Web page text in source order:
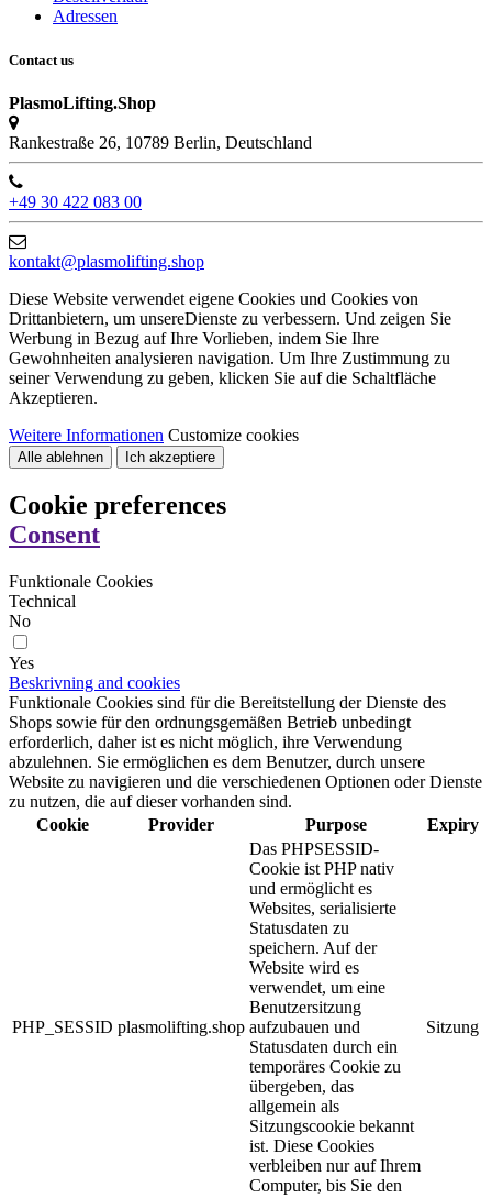
Adressen
Contact us
PlasmoLifting.Shop
Rankestraße 26, 10789 Berlin, Deutschland
+49 30 422 083 00
kontakt@plasmolifting.shop
Diese Website verwendet eigene Cookies und Cookies von
Drittanbietern, um unsereDienste zu verbessern. Und zeigen Sie
Werbung in Bezug auf Ihre Vorlieben, indem Sie Ihre
Gewohnheiten analysieren navigation. Um Ihre Zustimmung zu
seiner Verwendung zu geben, klicken Sie auf die Schaltfläche
Akzeptieren.
Weitere Informationen Customize cookies
Alle ablehnen Ich akzeptiere
Cookie preferences
Consent
Funktionale Cookies
Technical
No
Yes
Beskrivning and cookies
Funktionale Cookies sind für die Bereitstellung der Dienste des
Shops sowie für den ordnungsgemäßen Betrieb unbedingt
erforderlich, daher ist es nicht möglich, ihre Verwendung
abzulehnen. Sie ermöglichen es dem Benutzer, durch unsere
Website zu navigieren und die verschiedenen Optionen oder Dienste
zu nutzen, die auf dieser vorhanden sind.
Cookie
Provider Purpose Expiry
PHP_SESSID plasmolifting.shop
Das PHPSESSID-
Cookie ist PHP nativ
und ermöglicht es
Websites, serialisierte
Statusdaten zu
speichern. Auf der
Website wird es
verwendet, um eine
Benutzersitzung
aufzubauen und
Statusdaten durch ein
temporäres Cookie zu
übergeben, das
allgemein als
Sitzungscookie bekannt
ist. Diese Cookies
verbleiben nur auf Ihrem
Computer, bis Sie den
Sitzung